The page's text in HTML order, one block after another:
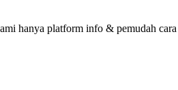
hanya platform info & pemudah cara